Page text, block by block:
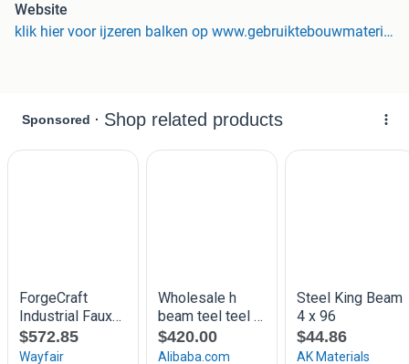
UNP Constructiebalken
naar onze actuele voorraad via onze webshop of e-mail
- Snelle Levering
- Levering in Nederland & België
- Mogelijkheid om te Pinnen
Website
klik hier voor ijzeren balken op www.gebruiktebouwmaterialen.com